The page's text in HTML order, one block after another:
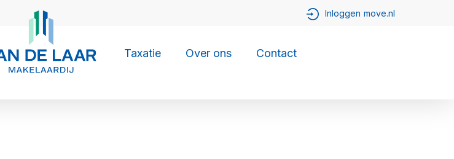
Taxatie Over ons Contact